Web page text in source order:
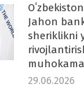
Jahon
sheriklikni
29.06.2026